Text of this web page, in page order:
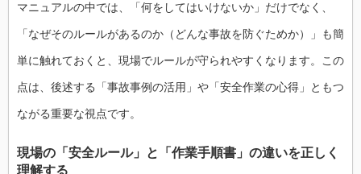
マニュアルの中では、「何をしてはいけないか」だけでなく、
「なぜそのルールがあるのか（どんな事故を防ぐためか）」も簡
単に触れておくと、現場でルールが守られやすくなります。この
点は、後述する「事故事例の活用」や「安全作業の心得」ともつ
ながる重要な視点です。
現場の「安全ルール」と「作業手順書」の違いを正しく
理解する